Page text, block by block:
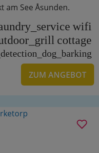
am See Åsunden.
wifi
cottage
ZUM ANGEBOT